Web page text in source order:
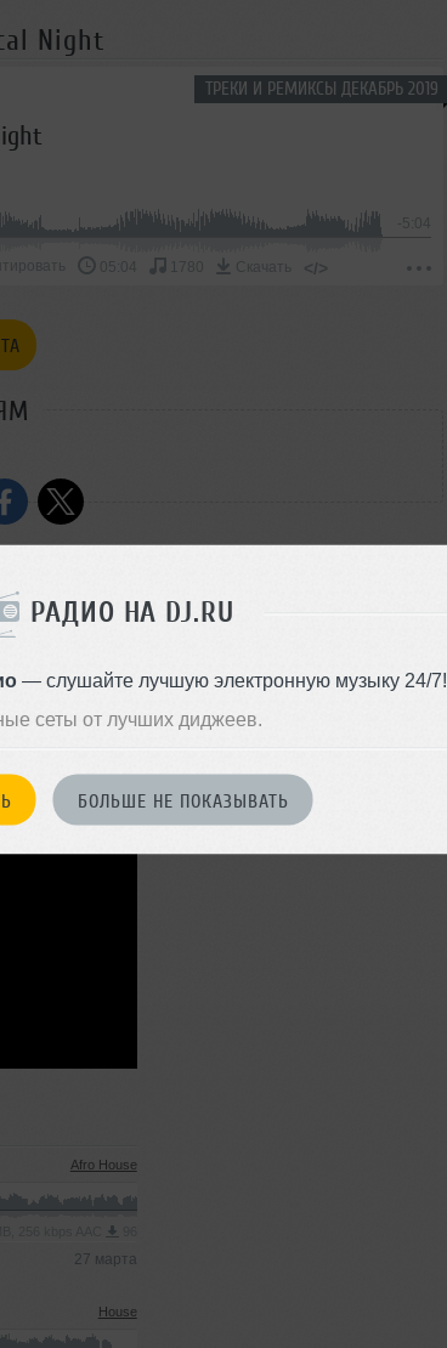
РАДИО НА DJ.RU
— слушайте лучшую электронную музыку 24/7!
сеты от лучших диджеев.
БОЛЬШЕ НЕ ПОКАЗЫВАТЬ
Night
ТРЕКИ И РЕМИКСЫ ДЕКАБРЬ 2019
-5:04
05:04 1780 Скачать </>
Afro House
27 марта
House
Добавлен: 28 ноября 2019, 10:47